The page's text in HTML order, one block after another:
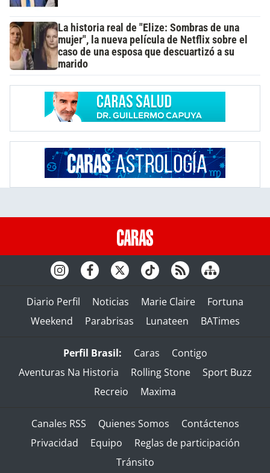
La historia real de "Elize: Sombras de una
mujer", la nueva película de Netflix sobre el
caso de una esposa que descuartizó a su
marido
Diario Perfil Noticias Marie Claire
Fortuna
Weekend
Parabrisas Lunateen BATimes
Perfil Brasil: Caras
Contigo
Aventuras Na Historia
Rolling Stone
Sport Buzz
Recreio
Maxima
Canales RSS Quienes Somos
Contáctenos
Privacidad
Equipo
Reglas de participación
Tránsito